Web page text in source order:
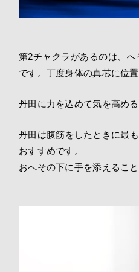
第2チャクラがあるのは、
です。丁度身体の真芯に位
丹田に力を込めて気を高め
丹田は腹筋をしたときに最
おすすめです。
おへその下に手を添えるこ